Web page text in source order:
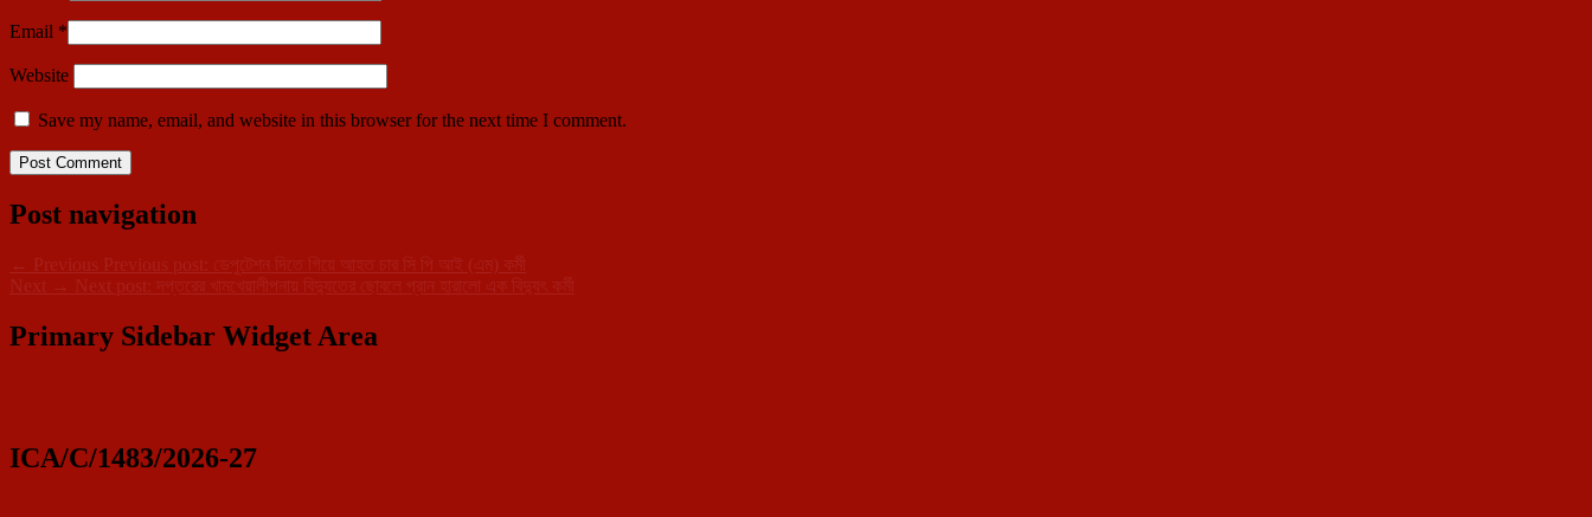
Email *
Website
Save my name, email, and website in this browser for the next time I comment.
Post navigation
← Previous Previous post:
ডেপুটেশন দিতে গিয়ে আহত চার সি পি আই (এম) কর্মী
Next → Next post: দপ্তরের খামখেয়ালীপনায় বিদ্যুতের ছোবলে প্রান হারালো এক বিদ্যুৎ কর্মী
Primary Sidebar Widget Area
ICA/C/1483/2026-27